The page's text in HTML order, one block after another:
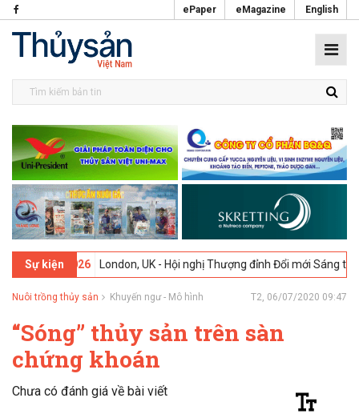
ePaper eMagazine English
Sự kiện
2026 London, UK - Hội nghị Thượng đỉnh Đổi mới Sáng tạo trong
Nuôi trồng thủy sản Khuyến ngư - Mô hình T2, 06/07/2020 09:47
“Sóng” thủy sản trên sàn
chứng khoán
Chưa có đánh giá về bài viết